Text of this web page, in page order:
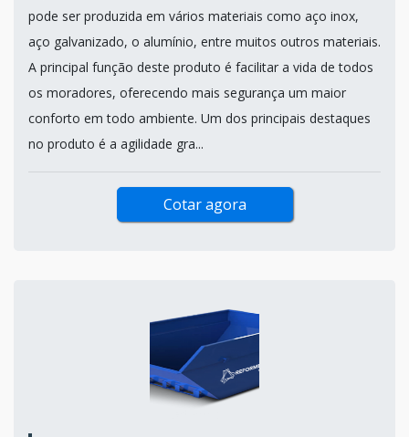
pode ser produzida em vários materiais como aço inox,
aço galvanizado, o alumínio, entre muitos outros materiais.
A principal função deste produto é facilitar a vida de todos
os moradores, oferecendo mais segurança um maior
conforto em todo ambiente. Um dos principais destaques
no produto é a agilidade gra...
Cotar agora